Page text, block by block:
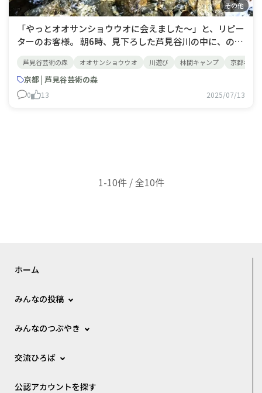
その他
「やっとオオサンショウウオに会えました～」と、リピー
ターのお客様。 朝6時、見下ろした芦見谷川の中に、のそ
なので、寝ぐらに帰る途中だったのかも？ 特別天然記念
物”大山椒魚”芦見谷芸術の森で早起きすると、こんなミラ
クルな出会いがあ
芦見谷芸術の森 オオサンショウウオ 川遊び 林間キャンプ 京都キャ
京都 | 芦見谷芸術の森
0 13 2025/07/13
1-10件 / 全10件
ホーム
みんなの投稿
みんなのつぶやき
交流ひろば
公認アカウントを探す